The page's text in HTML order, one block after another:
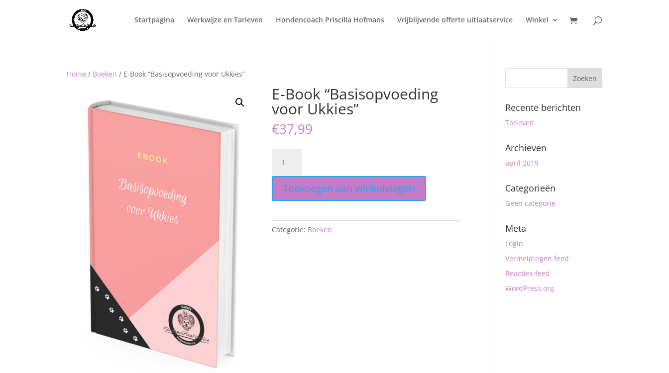
Startpagina Werkwijze en Tarieven Hondencoach Priscilla Hofmans Vrijblijvende offerte uitlaatservice Winkel
Home / Boeken / E-Book “Basisopvoeding voor Ukkies”
E-Book “Basisopvoeding
voor Ukkies”
€37,99
Book
"Basisopvoeding
voor
Ukkies"
Toevoegen aan winkelwagen
Categorie: Boeken
Recente berichten
Tarieven
Archieven
april 2019
Categorieën
Geen categorie
Meta
Login
Vermeldingen feed
Reacties feed
WordPress.org